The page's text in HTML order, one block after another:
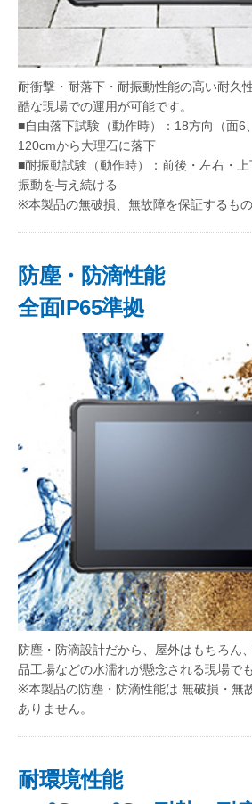
耐衝撃・耐落下・耐振動性能の高い耐久
酷な現場での運用が可能です。
■自由落下試験（動作時）：18方向（面
120cmから大理石に落下
■耐振動試験（動作時）：前後・左右・
振動を与え続ける
※本製品の無破損、無故障を保証するもの
防塵・防滴性能
全面IP65準拠
防塵・防滴設計だから、屋外はもちろん
品工場などの水濡れが懸念される現場で
※本製品の防塵・防滴性能は 無破損・無
ありません。
耐環境性能